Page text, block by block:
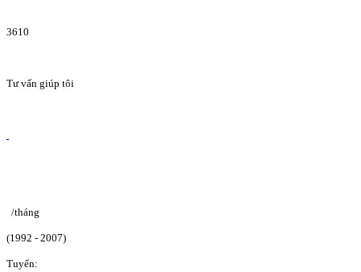
3610
Tư vấn giúp tôi
/tháng
(1992 - 2007)
Tuyển: